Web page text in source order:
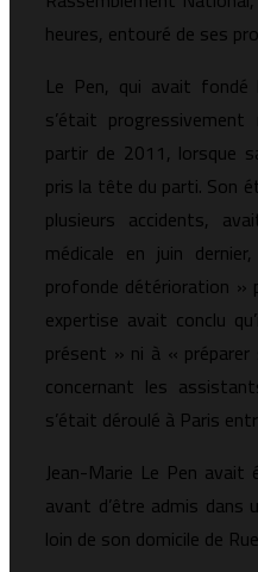
heures, entouré de ses
Le Pen, qui avait
s’était
partir de 2011, lorsque
pris la tête du parti. Son
plusieurs accidents,
médicale en juin
profonde détérioration »
expertise avait conclu
présent » ni à «
concernant les
s’était déroulé à Paris
Jean-Marie Le Pen
avant d’être admis dans
loin de son domicile de